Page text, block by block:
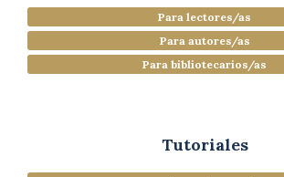
Para lectores/as
Para autores/as
Para bibliotecarios/as
Tutoriales